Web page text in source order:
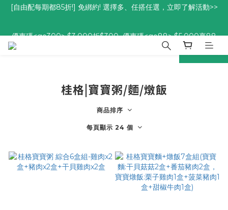
優惠碼<go300> $3,000折$300  優惠碼<go88> $5,000享88
折
prev next
桂格|寶寶粥/麵/燉飯
商品排序
每頁顯示 24 個